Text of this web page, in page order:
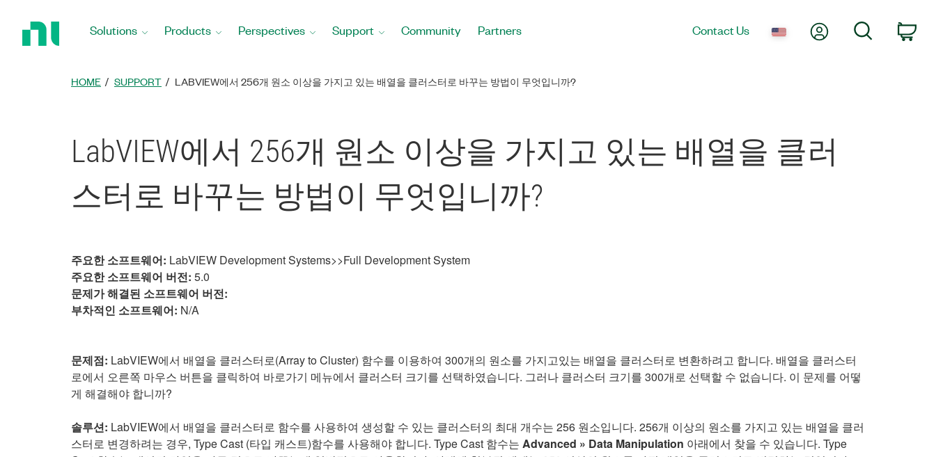
Solutions Products Perspectives Support Community Partners Contact Us My AccountSearch
HOME SUPPORT LABVIEW에서 256개 원소 이상을 가지고 있는 배열을 클러스터로 바꾸는 방법이 무엇입니까?
LabVIEW에서 256개 원소 이상을 가지고 있는 배열을 클러
스터로 바꾸는 방법이 무엇입니까?
주요한 소프트웨어: LabVIEW Development Systems>>Full Development System
주요한 소프트웨어 버전: 5.0
문제가 해결된 소프트웨어 버전:
부차적인 소프트웨어: N/A
문제점: LabVIEW에서 배열을 클러스터로(Array to Cluster) 함수를 이용하여 300개의 원소를 가지고있는 배열을 클러스터로 변환하려고 합니다. 배열을 클러스터
로에서 오른쪽 마우스 버튼을 클릭하여 바로가기 메뉴에서 클러스터 크기를 선택하였습니다. 그러나 클러스터 크기를 300개로 선택할 수 없습니다. 이 문제를 어떻
게 해결해야 합니까?
솔루션: LabVIEW에서 배열을 클러스터로 함수를 사용하여 생성할 수 있는 클러스터의 최대 개수는 256 원소입니다. 256개 이상의 원소를 가지고 있는 배열을 클러
스터로 변경하려는 경우, Type Cast (타입 캐스트)함수를 사용해야 합니다. Type Cast 함수는 Advanced » Data Manipulation 아래에서 찾을 수 있습니다. Type